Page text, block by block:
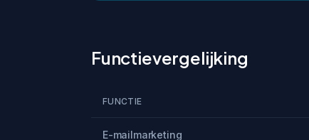
Functievergelijking
FUNCTIE
E-mailmarketing